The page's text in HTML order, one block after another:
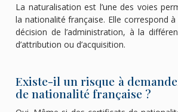
La naturalisation est l’une des voies
la nationalité française. Elle correspond
décision de l’administration, à la
d’attribution ou d’acquisition.
Existe-il un risque à
de nationalité française ?